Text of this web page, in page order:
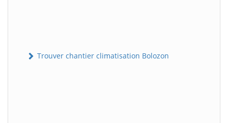
Trouver chantier climatisation Bolozon